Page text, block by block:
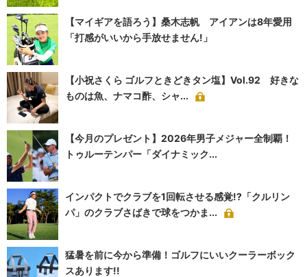
【マイギアを語ろう】桑木志帆 アイアンは8年愛用
「打感がいいから手放せません!」
【小祝さくら ゴルフときどきタン塩】Vol.92 好きな
ものは魚、ナマコ酢、シャ...
【今月のプレゼント】2026年男子メジャー全制覇！
トゥルーテンパー「ダイナミック...
インパクトでクラブを1回転させる感覚!?「クルリン
パ」のクラブさばきで球をつかま...
猛暑を前に今から準備！ゴルフにいいクーラーボック
スあります!!